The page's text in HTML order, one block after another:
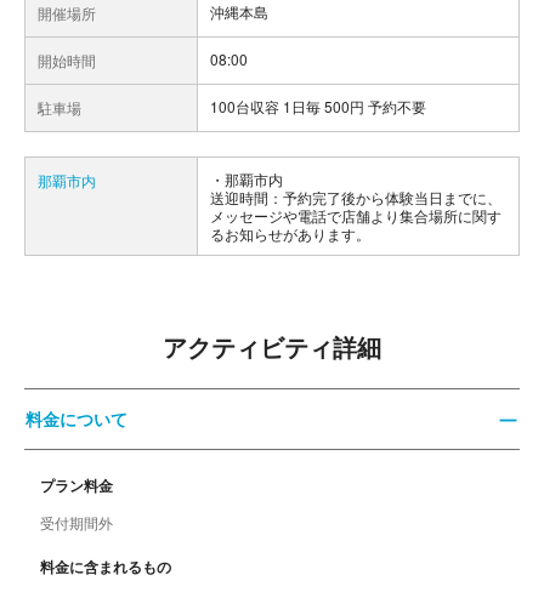
開催場所 沖縄本島
開始時間 08:00
駐車場 100台収容 1日毎 500円 予約不要
那覇市内
那覇市内
送迎時間：予約完了後から体験当日までに、
メッセージや電話で店舗より集合場所に関す
るお知らせがあります。
アクティビティ詳細
料金について
プラン料金
受付期間外
料金に含まれるもの